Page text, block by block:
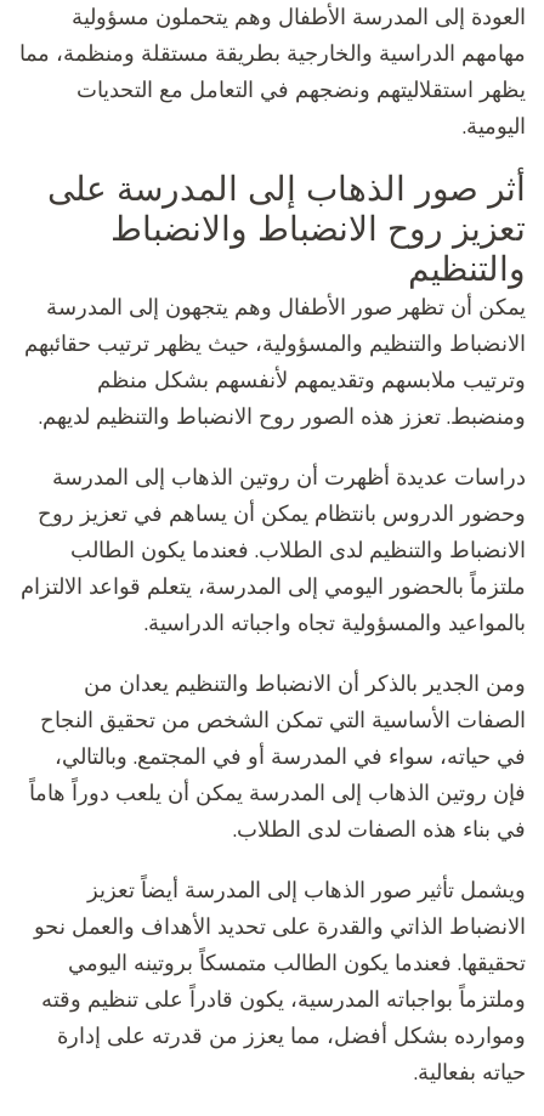
العودة إلى المدرسة الأطفال وهم يتحملون مسؤولية
مهامهم الدراسية والخارجية بطريقة مستقلة ومنظمة، مما
يظهر استقلاليتهم ونضجهم في التعامل مع التحديات
اليومية.
أثر صور الذهاب إلى المدرسة على
تعزيز روح الانضباط والانضباط
والتنظيم
يمكن أن تظهر صور الأطفال وهم يتجهون إلى المدرسة
الانضباط والتنظيم والمسؤولية، حيث يظهر ترتيب حقائبهم
وترتيب ملابسهم وتقديمهم لأنفسهم بشكل منظم
ومنضبط. تعزز هذه الصور روح الانضباط والتنظيم لديهم.
دراسات عديدة أظهرت أن روتين الذهاب إلى المدرسة
وحضور الدروس بانتظام يمكن أن يساهم في تعزيز روح
الانضباط والتنظيم لدى الطلاب. فعندما يكون الطالب
ملتزماً بالحضور اليومي إلى المدرسة، يتعلم قواعد الالتزام
بالمواعيد والمسؤولية تجاه واجباته الدراسية.
ومن الجدير بالذكر أن الانضباط والتنظيم يعدان من
الصفات الأساسية التي تمكن الشخص من تحقيق النجاح
في حياته، سواء في المدرسة أو في المجتمع. وبالتالي،
فإن روتين الذهاب إلى المدرسة يمكن أن يلعب دوراً هاماً
في بناء هذه الصفات لدى الطلاب.
ويشمل تأثير صور الذهاب إلى المدرسة أيضاً تعزيز
الانضباط الذاتي والقدرة على تحديد الأهداف والعمل نحو
تحقيقها. فعندما يكون الطالب متمسكاً بروتينه اليومي
وملتزماً بواجباته المدرسية، يكون قادراً على تنظيم وقته
وموارده بشكل أفضل، مما يعزز من قدرته على إدارة
حياته بفعالية.